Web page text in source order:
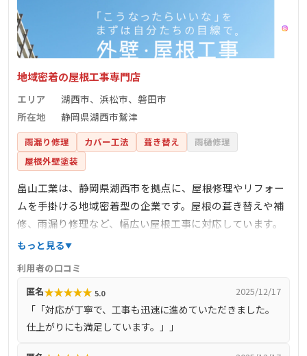
地域密着の屋根工事専門店
エリア
湖西市、浜松市、磐田市
所在地
静岡県湖西市鷲津
雨漏り修理 カバー工法 葺き替え
雨樋修理
屋根外壁塗装
畠山工業は、静岡県湖西市を拠点に、屋根修理やリフォー
ムを手掛ける地域密着型の企業です。屋根の葺き替えや補
修、雨漏り修理など、幅広い屋根工事に対応しています。
地元のニーズに応えるため、迅速かつ丁寧な施工を心掛け
もっと見る
利用者の口コミ
匿名★★★★★ 5.0 2025/12/17
「「対応が丁寧で、工事も迅速に進めていただきました。
仕上がりにも満足しています。」」